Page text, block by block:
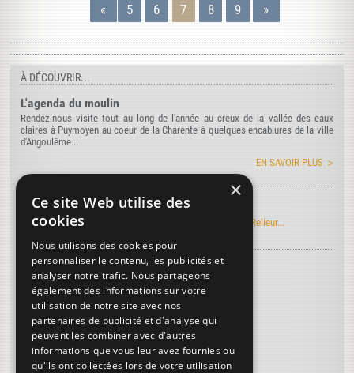
« 5 6 7 8 9 »
À DÉCOUVRIR...
L'agenda du moulin
Rendez-nous visite tout au long de l'année au creux de la vallée des eaux
claires à Puymoyen au coeur de la Charente à quelques encablures de la ville
d'Angoulême...
EN SAVOIR PLUS
Manuel Roret du Relieur
Découvrez l'édition électronique du manuel Roret du Relieur...
Découvrez le vocabulaire de la reliure ...
Tranchefile
Justification
Parchemin
Plus de termes...
×
Ce site Web utilise des
cookies
Nous utilisons des cookies pour
personnaliser le contenu, les publicités et
analyser notre trafic. Nous partageons
également des informations sur votre
utilisation de notre site avec nos
partenaires de publicité et d'analyse qui
peuvent les combiner avec d'autres
informations que vous leur avez fournies ou
qu'ils ont collectées lors de votre utilisation